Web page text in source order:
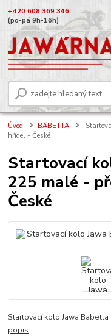
+420 608 369 346
(po-pá 9h-16h)
Úvod BABETTA
hřídel - České
Startovací
225 malé -
České
Startovací kolo Jawa
popis